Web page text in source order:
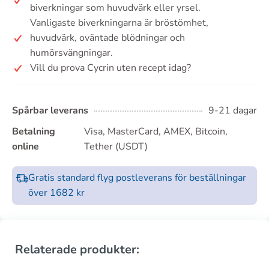
biverkningar som huvudvärk eller yrsel.
Vanligaste biverkningarna är bröstömhet,
huvudvärk, oväntade blödningar och
humörsvängningar.
Vill du prova Cycrin uten recept idag?
Spårbar leverans
9-21 dagar
Betalning
online
Visa, MasterCard, AMEX, Bitcoin,
Tether (USDT)
Gratis standard flyg postleverans för beställningar
över 1682 kr
Relaterade produkter: